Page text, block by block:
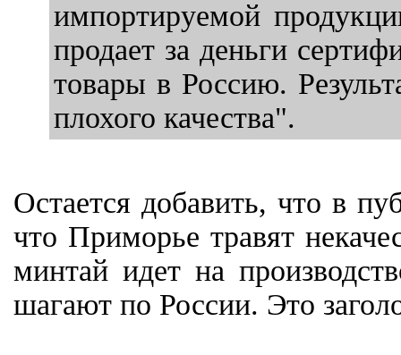
импортируемой
продает за деньги
товары в Россию.
плохого качества".
Остается добавить, что в
что Приморье травят
минтай идет на
шагают по России. Это